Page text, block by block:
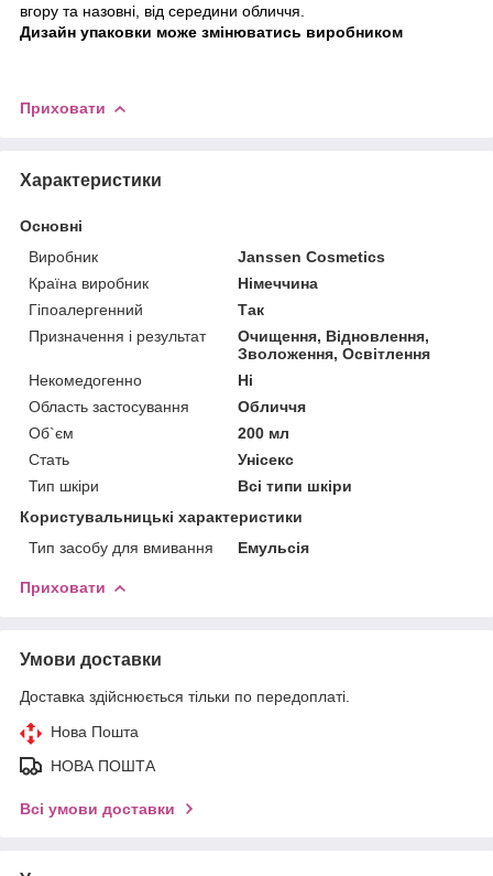
вгору та назовні, від середини обличчя.
Дизайн упаковки може змінюватись виробником
Приховати
Характеристики
Основні
Виробник
Janssen Cosmetics
Країна виробник
Німеччина
Гіпоалергенний
Так
Призначення і результат
Очищення, Відновлення,
Зволоження, Освітлення
Некомедогенно
Ні
Область застосування
Обличчя
Об`єм
200 мл
Стать
Унісекс
Тип шкіри
Всі типи шкіри
Користувальницькі характеристики
Тип засобу для вмивання
Емульсія
Приховати
Умови доставки
Доставка здійснюється тільки по передоплаті.
Нова Пошта
НОВА ПОШТА
Всі умови доставки